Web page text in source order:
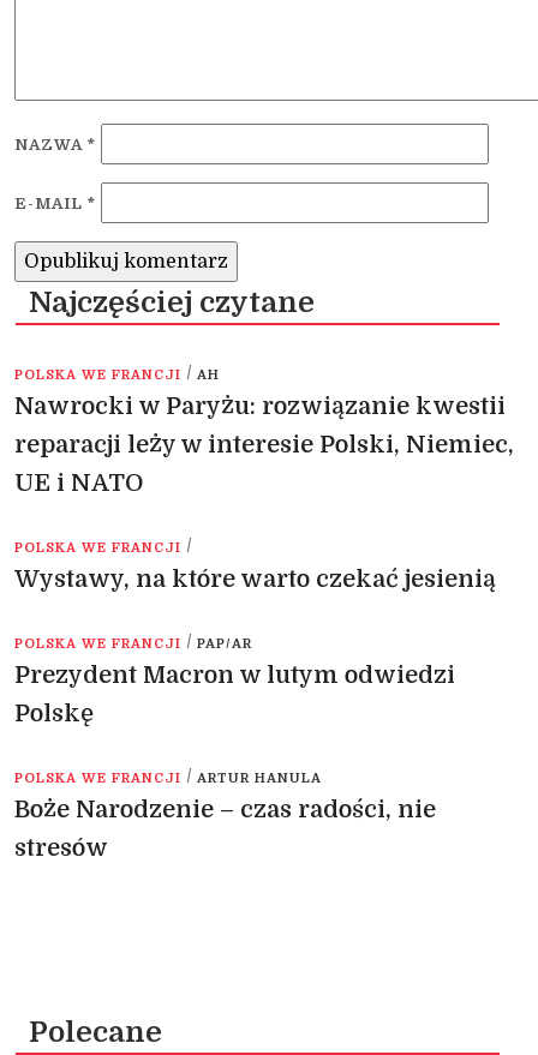
NAZWA *
E-MAIL *
Najczęściej czytane
POLSKA WE FRANCJI / AH
Nawrocki w Paryżu: rozwiązanie kwestii
reparacji leży w interesie Polski, Niemiec,
UE i NATO
POLSKA WE FRANCJI /
Wystawy, na które warto czekać jesienią
POLSKA WE FRANCJI / PAP/AR
Prezydent Macron w lutym odwiedzi
Polskę
POLSKA WE FRANCJI / ARTUR HANULA
Boże Narodzenie – czas radości, nie
stresów
Polecane